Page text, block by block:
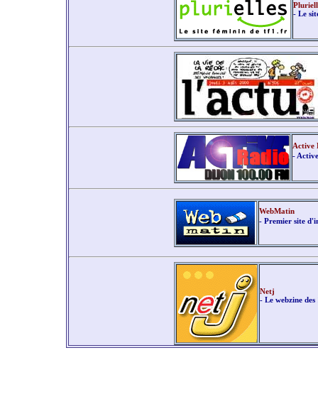
- Le
Active
-
WebMatin
- Premier site
Netj
- Le webzine des